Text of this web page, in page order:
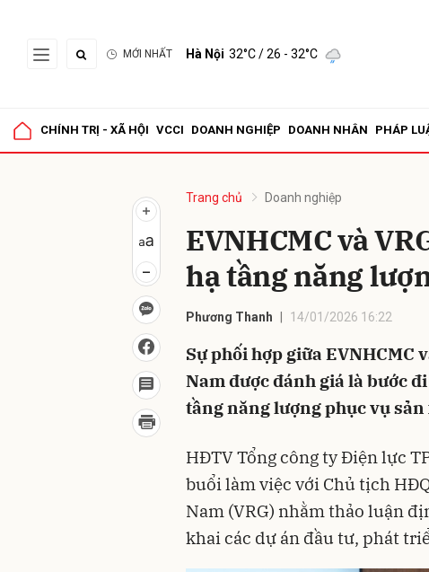
MỚI NHẤT Hà Nội 32°C/ 26 - 32°C
CHÍNH TRỊ - XÃ HỘI VCCI DOANH NGHIỆP DOANH NHÂN PHÁP
Trang chủ Doanh nghiệp
EVNHCMC và
hạ tầng năng
Phương Thanh 14/01/2026 16:22
Sự phối hợp giữa EVNHCMC
Nam được đánh giá là bước
tầng năng lượng phục vụ
HĐTV Tổng công ty Điện lực
buổi làm việc với Chủ tịch
Nam (VRG) nhằm thảo luận
khai các dự án đầu tư, phát